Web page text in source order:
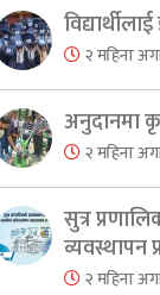
२ महिना
अनुदानमा
२ महिना
सुत्र
व्यवस्थापन
२ महिना